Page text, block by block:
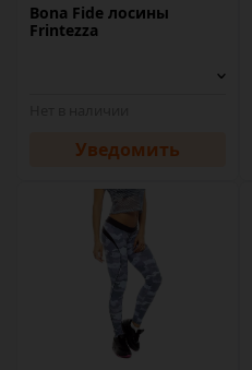
Bona Fide лосины
Frintezza
Уведомить